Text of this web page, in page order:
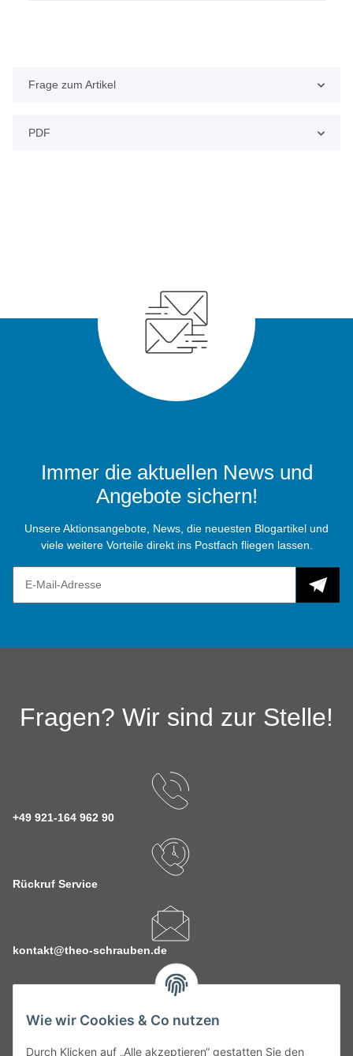
Wie wir Cookies & Co nutzen
Durch Klicken auf „Alle akzeptieren“ gestatten Sie den
Frage zum Artikel
PDF
Immer die aktuellen News und
Angebote sichern!
Unsere Aktionsangebote, News, die neuesten Blogartikel und
viele weitere Vorteile direkt ins Postfach fliegen lassen.
Fragen? Wir sind zur Stelle!
+49 921-164 962 90
Rückruf Service
kontakt@theo-schrauben.de